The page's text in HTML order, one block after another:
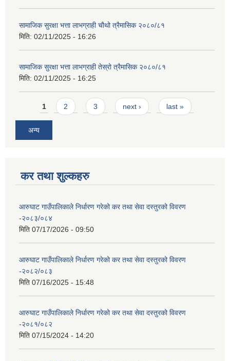
सामाजिक सुरक्षा भत्ता लाभग्राही चौथो त्रैमासिक २०८०/८१
मिति: 02/11/2025 - 16:26
सामाजिक सुरक्षा भत्ता लाभग्राही तेस्रो त्रैमासिक २०८०/८१
मिति: 02/11/2025 - 16:25
Pages
1 2 3 next › last »
अन्य
कर तथा शुल्कहरु
आरुघाट गाउँपालिकाले निर्धारण गरेको कर तथा सेवा दस्तुरको विवरण
-२०८३/०८४
मिति 07/17/2026 - 09:50
आरुघाट गाउँपालिकाले निर्धारण गरेको कर तथा सेवा दस्तुरको विवरण
-२०८२/०८३
मिति 07/16/2025 - 15:48
आरुघाट गाउँपालिकाले निर्धारण गरेको कर तथा सेवा दस्तुरको विवरण
-२०८१/०८२
मिति 07/15/2024 - 14:20